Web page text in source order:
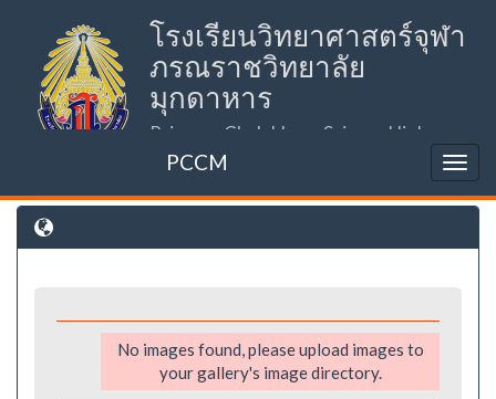
โรงเรียนวิทยาศาสตร์จุฬา
ภรณราชวิทยาลัย
มุกดาหาร
Princess Chulabhorn Science High
School Mukdahan (PCSHSM)
PCCM
No images found, please upload images to
your gallery's image directory.